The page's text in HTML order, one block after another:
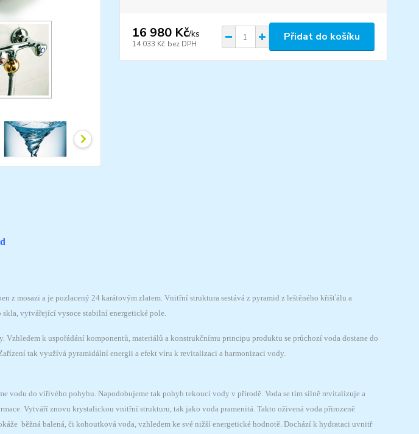
16 980 Kč/ks
14 033 Kč bez DPH
Přidat do košíku
z mosazi a je pozlacený 24 karátovým zlatem. Vnitřní struktura sestává z pyramid z leštěného křišťálu a
vytvářející vysoce stabilní energetické pole.
k uspořádání komponentů, materiálů a konstrukčnímu principu produktu se průchozí voda dostane do
tak využívá pyramidální energii a efekt víru k revitalizaci a harmonizaci vody.
vodu do vířivého pohybu. Napodobujeme tak pohyb tekoucí vody v přírodě. Voda se tím silně revitalizuje a
Vytváří znovu krystalickou vnitřní strukturu, tak jako voda pramenitá. Takto oživená voda přirozeně
běžná balená, či kohoutková voda, vzhledem ke své nižší energetické hodnotě. Dochází k hydrataci uvnitř